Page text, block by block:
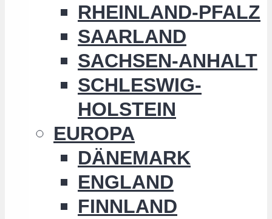
RHEINLAND-PFALZ
SAARLAND
SACHSEN-ANHALT
SCHLESWIG-
HOLSTEIN
EUROPA
DÄNEMARK
ENGLAND
FINNLAND